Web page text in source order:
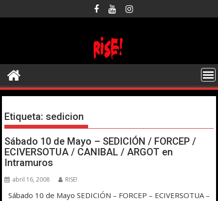
al
Etiqueta: sedicion
Sábado 10 de Mayo – SEDICIÓN / FORCEP /
ECIVERSOTUA / CANIBAL / ARGOT en
Intramuros
abril 16, 2008 RISE!
Sábado 10 de Mayo SEDICIÓN – FORCEP – ECIVERSOTUA –